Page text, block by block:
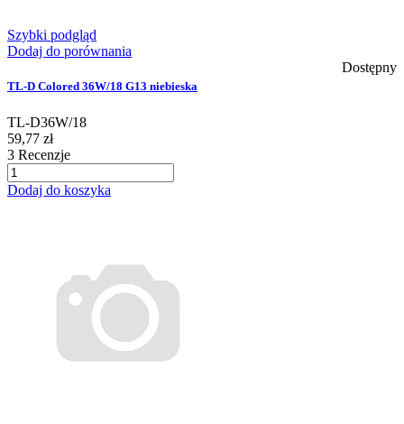
Szybki podgląd
Dodaj do porównania
Dostępny
TL-D Colored 36W/18 G13 niebieska
TL-D36W/18
59,77 zł
3 Recenzje
Dodaj do koszyka